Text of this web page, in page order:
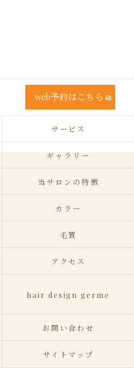
web予約はこちら
サービス
ギャラリー
当サロンの特徴
カラー
毛質
アクセス
hair design germe
お問い合わせ
サイトマップ